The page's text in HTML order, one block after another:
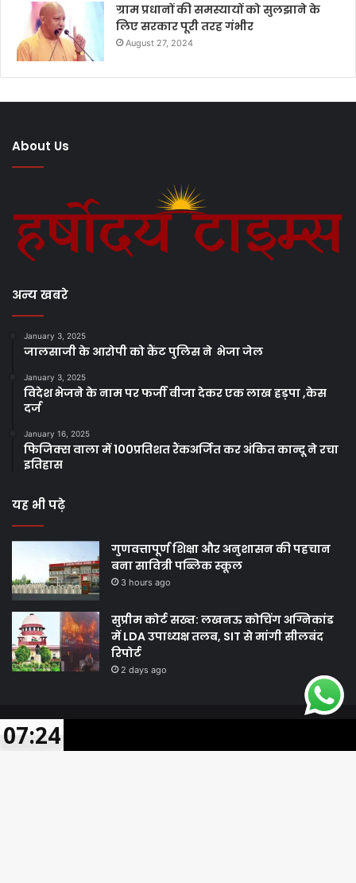
ग्राम प्रधानों की समस्यायों को सुलझाने के
लिए सरकार पूरी तरह गंभीर
August 27, 2024
About Us
अन्य खबरे
January 3, 2025
जालसाजी के आरोपी को कैंट पुलिस ने भेजा जेल
January 3, 2025
विदेश भेजने के नाम पर फर्जी वीजा देकर एक लाख हड़पा ,केस
दर्ज
January 16, 2025
फिजिक्स वाला में 100प्रतिशत रैंकअर्जित कर अंकित कान्दू ने रचा
इतिहास
यह भी पढ़े
गुणवत्तापूर्ण शिक्षा और अनुशासन की पहचान
बना सावित्री पब्लिक स्कूल
3 hours ago
सुप्रीम कोर्ट सख्त: लखनऊ कोचिंग अग्निकांड
में LDA उपाध्यक्ष तलब, SIT से मांगी सीलबंद
रिपोर्ट
2 days ago
© Copyright 2026, All Rights Reserved |
Twitter WhatsApp Telegram Viber
07:24